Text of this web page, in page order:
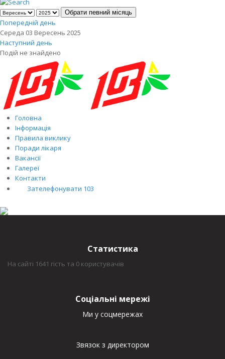
Обрати певний місяць
Попередній день
Середа 03 Вересень 2025
Наступний день
Подій не знайдено
Головна
Інформація
Правила виклику
Поради лікаря
Вакансії
Галереї
Контакти
Зателефонувати 103
Статистика
На сайті 1641 гість та 0 користувачів
Соціальні мережі
Ми у соцмережах
Звязок з директором